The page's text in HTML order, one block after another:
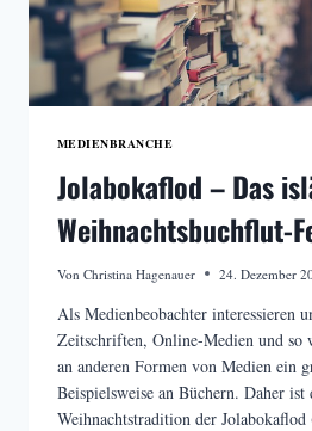
MEDIENBRANCHE
Jolabokaflod – Das
Weihnachtsbuchflut-
Von Christina Hagenauer 24. Dezember
Als Medienbeobachter interessieren
Zeitschriften, Online-Medien und so
an anderen Formen von Medien ein
Beispielsweise an Büchern. Daher ist
Weihnachtstradition der